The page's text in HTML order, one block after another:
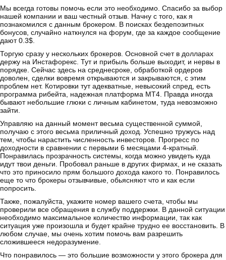
Мы всегда готовы помочь если это необходимо. Спасибо за выбор
нашей компании и ваш честный отзыв. Начну с того, как я
познакомился с данным брокером. В поисках бездепозитных
бонусов, случайно наткнулся на форум, где за каждое сообщение
дают 0.3$.
Торгую сразу у нескольких брокеров. Основной счет в долларах
держу на Инстафорекс. Тут и прибыль больше выходит, и нервы в
порядке. Сейчас здесь на среднесроке, обработкой ордеров
доволен, сделки вовремя открываются и закрываются, с этим
проблем нет. Котировки тут адекватные, невысокий спред, есть
программа рибейта, надежная платформа MT4. Правда иногда
бывают небольшие глюки с личным кабинетом, туда невозможно
зайти.
Управляю на данный момент весьма существенной суммой,
получаю с этого весьма приличный доход. Успешно тружусь над
тем, чтобы нарастить численность инвесторов. Прогресс по
доходности в сравнении с первыми 6 месяцами 4-кратный.
Понравилась прозрачность системы, когда можно увидеть куда
идут твои деньги. Пробовал раньше в других фирмах, и не сказать
что это приносило прям большого дохода какого то. Понравилось
еще то что брокеры отзывчивые, обьясняют что и как если
попросить.
Также, пожалуйста, укажите номер вашего счета, чтобы мы
проверили все обращения в службу поддержки. В данной ситуации
необходимо максимальное количество информации, так как
ситуация уже произошла и будет крайне трудно ее восстановить. В
любом случае, мы очень хотим помочь вам разрешить
сложившееся недоразумение.
Что понравилось — это большие возможности у этого брокера для